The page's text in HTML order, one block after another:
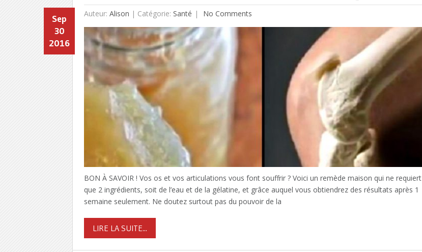
Auteur: Alison |
Sep
30
2016
Catégorie: Santé No Comments
BON À SAVOIR ! Vos os et vos articulations vous font souffrir ? Voici un remède maison qui ne requiert
que 2 ingrédients, soit de l’eau et de la gélatine, et grâce auquel vous obtiendrez des résultats après 1
semaine seulement. Ne doutez surtout pas du pouvoir de la
LIRE LA SUITE...